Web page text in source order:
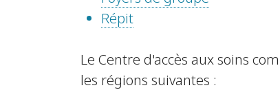
Répit
Le Centre d'accès aux soins
les régions suivantes :